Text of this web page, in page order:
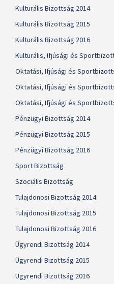
Kulturális Bizottság 2014
Kulturális Bizottság 2015
Kulturális Bizottság 2016
Kulturális, Ifjúsági és
Oktatási, Ifjúsági és
Oktatási, Ifjúsági és
Oktatási, Ifjúsági és
Pénzügyi Bizottság 2014
Pénzügyi Bizottság 2015
Pénzügyi Bizottság 2016
Sport Bizottság
Szociális Bizottság
Tulajdonosi Bizottság 2014
Tulajdonosi Bizottság 2015
Tulajdonosi Bizottság 2016
Ügyrendi Bizottság 2014
Ügyrendi Bizottság 2015
Ügyrendi Bizottság 2016